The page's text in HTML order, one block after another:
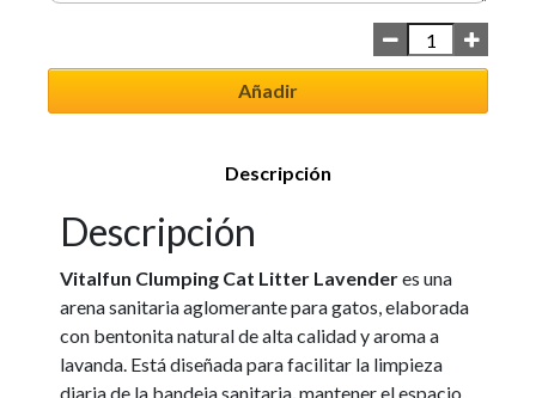
Añadir
Descripción
Descripción
Vitalfun Clumping Cat Litter Lavenderes una
arena sanitaria aglomerante para gatos, elaborada
con bentonita natural de alta calidad y aroma a
lavanda. Está diseñada para facilitar la limpieza
diaria de la bandeja sanitaria, mantener el espacio